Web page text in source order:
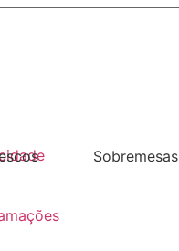
Sobremesas